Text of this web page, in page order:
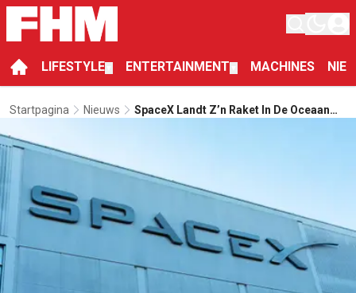
LIFESTYLE ENTERTAINMENT MACHINES
Startpagina Nieuws
SpaceX Landt Z’n Raket In De Oceaan